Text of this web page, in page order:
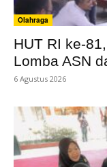
Olahraga
HUT RI ke-
Lomba ASN
6 Agustus 2026